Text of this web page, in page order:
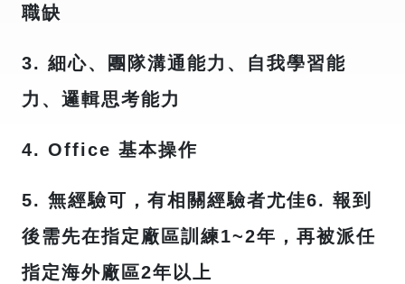
職缺
3. 細心、團隊溝通能力、自我學習能
力、邏輯思考能力
4. Office 基本操作
5. 無經驗可，有相關經驗者尤佳6. 報到
後需先在指定廠區訓練1~2年，再被派任
指定海外廠區2年以上